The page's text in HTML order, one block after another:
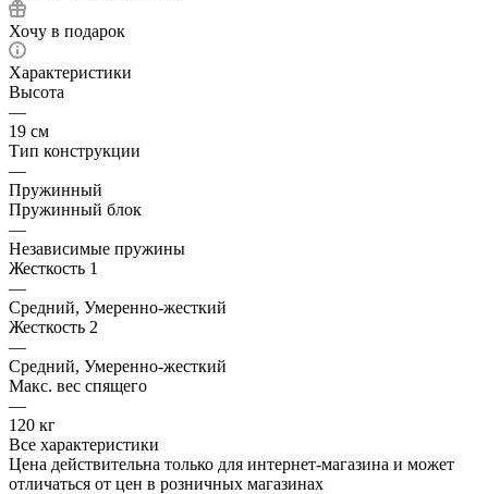
Хочу в подарок
Характеристики
Высота
—
19 см
Тип конструкции
—
Пружинный
Пружинный блок
—
Независимые пружины
Жесткость 1
—
Средний, Умеренно-жесткий
Жесткость 2
—
Средний, Умеренно-жесткий
Макс. вес спящего
—
120 кг
Все характеристики
Цена действительна только для интернет-магазина и может
отличаться от цен в розничных магазинах